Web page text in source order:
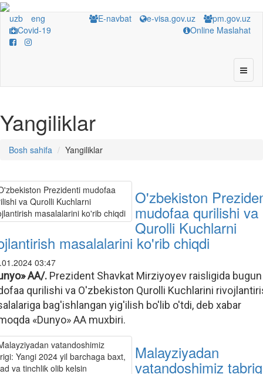
uzb
eng
Covid-19
E-navbat e-visa.gov.uz
pm.gov.uz
Online Maslahat
Yangiliklar
Bosh sahifa Yangiliklar
O'zbekiston
mudofaa qurilishi va
Qurolli Kuchlarni
masalalarini ko'rib chiqdi
03:47
AA/. Prezident Shavkat Mirziyoyev raisligida bugun
qurilishi va O'zbekiston Qurolli Kuchlarini
bag'ishlangan yig'ilish bo'lib o'tdi, deb xabar
«Dunyo» AA muxbiri.
Malayziyadan
vatandoshimiz